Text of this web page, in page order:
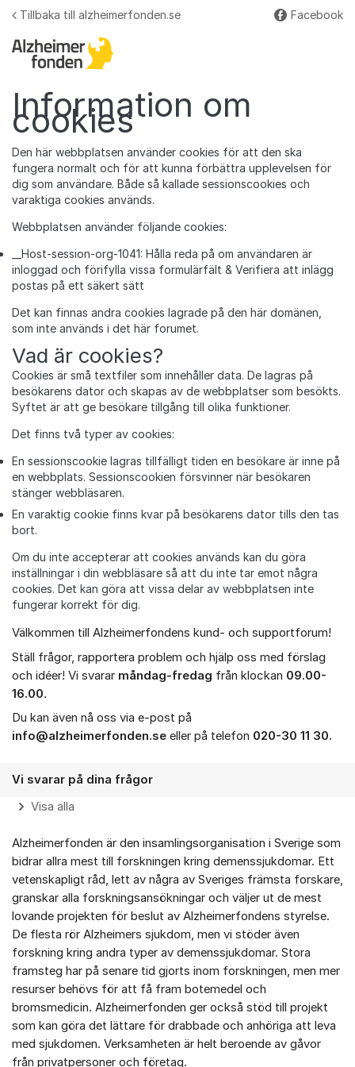
Hoppa till innehåll
Tillbaka till alzheimerfonden.se Facebook
Information om
cookies
Den här webbplatsen använder cookies för att den ska
fungera normalt och för att kunna förbättra upplevelsen för
dig som användare. Både så kallade sessionscookies och
varaktiga cookies används.
Webbplatsen använder följande cookies:
__Host-session-org-1041: Hålla reda på om användaren är
inloggad och förifylla vissa formulärfält & Verifiera att inlägg
postas på ett säkert sätt
Det kan finnas andra cookies lagrade på den här domänen,
som inte används i det här forumet.
Vad är cookies?
Cookies är små textfiler som innehåller data. De lagras på
besökarens dator och skapas av de webbplatser som besökts.
Syftet är att ge besökare tillgång till olika funktioner.
Det finns två typer av cookies:
En sessionscookie lagras tillfälligt tiden en besökare är inne på
en webbplats. Sessionscookien försvinner när besökaren
stänger webbläsaren.
En varaktig cookie finns kvar på besökarens dator tills den tas
bort.
Om du inte accepterar att cookies används kan du göra
inställningar i din webbläsare så att du inte tar emot några
cookies. Det kan göra att vissa delar av webbplatsen inte
fungerar korrekt för dig.
Om forumet
Välkommen till Alzheimerfondens kund- och supportforum!
Ställ frågor, rapportera problem och hjälp oss med förslag
och idéer! Vi svarar måndag-fredag från klockan 09.00-
16.00.
Du kan även nå oss via e-post på
info@alzheimerfonden.se eller på telefon 020-30 11 30.
Vi svarar på dina frågor
Visa alla
Alzheimerfonden är den insamlingsorganisation i Sverige som
bidrar allra mest till forskningen kring demenssjukdomar. Ett
vetenskapligt råd, lett av några av Sveriges främsta forskare,
granskar alla forskningsansökningar och väljer ut de mest
lovande projekten för beslut av Alzheimerfondens styrelse.
De flesta rör Alzheimers sjukdom, men vi stöder även
forskning kring andra typer av demenssjukdomar. Stora
framsteg har på senare tid gjorts inom forskningen, men mer
resurser behövs för att få fram botemedel och
bromsmedicin. Alzheimerfonden ger också stöd till projekt
som kan göra det lättare för drabbade och anhöriga att leva
med sjukdomen. Verksamheten är helt beroende av gåvor
från privatpersoner och företag.